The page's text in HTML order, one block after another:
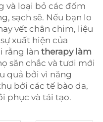
và loại bỏ các đốm
sạch sẽ. Nếu bạn lo
vết chân chim, liệu
xuất hiện của
rằng làn therapy làm
săn chắc và tươi mới
quả bởi vì năng
bởi các tế bào da,
phục và tái tạo.